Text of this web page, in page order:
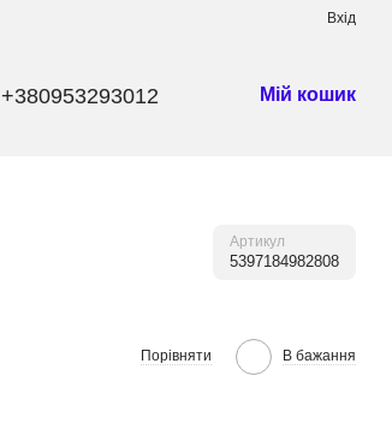
Вхід
+380953293012 Мій кошик
Артикул
5397184982808
Порівняти В бажання